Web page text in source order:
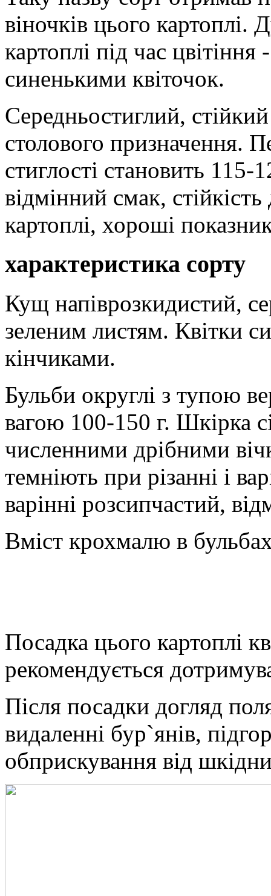
віночків цього картоплі.
картоплі під час
синенькими квіточок.
Середньостиглий,
столового призначення.
стиглості становить 115-
відмінний смак,
картоплі, хороші
характеристика сорту
Кущ напіврозкидистий,
зеленим листям. Квітки
кінчиками.
Бульби округлі з тупою
вагою 100-150 г. Шкірка
численними дрібними
темніють при різанні і
варінні розсипчастий,
Вміст крохмалю в
Посадка цього картоплі
рекомендується
Після посадки догляд
видаленні бур`янів,
обприскування від